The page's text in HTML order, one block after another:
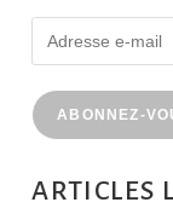
ABONNEZ-
ARTICLES